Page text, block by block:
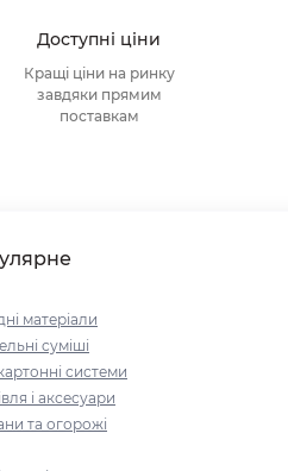
Доступні ціни
Кращі ціни на ринку
завдяки прямим
поставкам
матеріали
cуміші
системи
і аксесуари
та огорожі